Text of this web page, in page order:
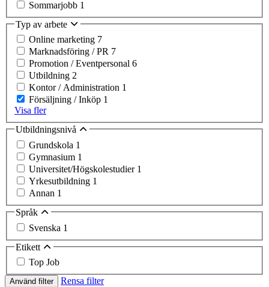
Sommarjobb 1
Typ av arbete
Online marketing 7
Marknadsföring / PR 7
Promotion / Eventpersonal 6
Utbildning 2
Kontor / Administration 1
Försäljning / Inköp 1
Visa fler
Utbildningsnivå
Grundskola 1
Gymnasium 1
Universitet/Högskolestudier 1
Yrkesutbildning 1
Annan 1
Språk
Svenska 1
Etikett
Top Job
Använd filter Rensa filter